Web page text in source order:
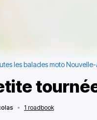
les balades moto
• 1 roadbook